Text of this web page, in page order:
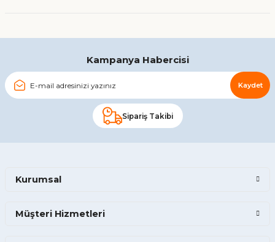
Gönder
Kampanya Habercisi
Kaydet
Sipariş Takibi
Kurumsal
Müşteri Hizmetleri